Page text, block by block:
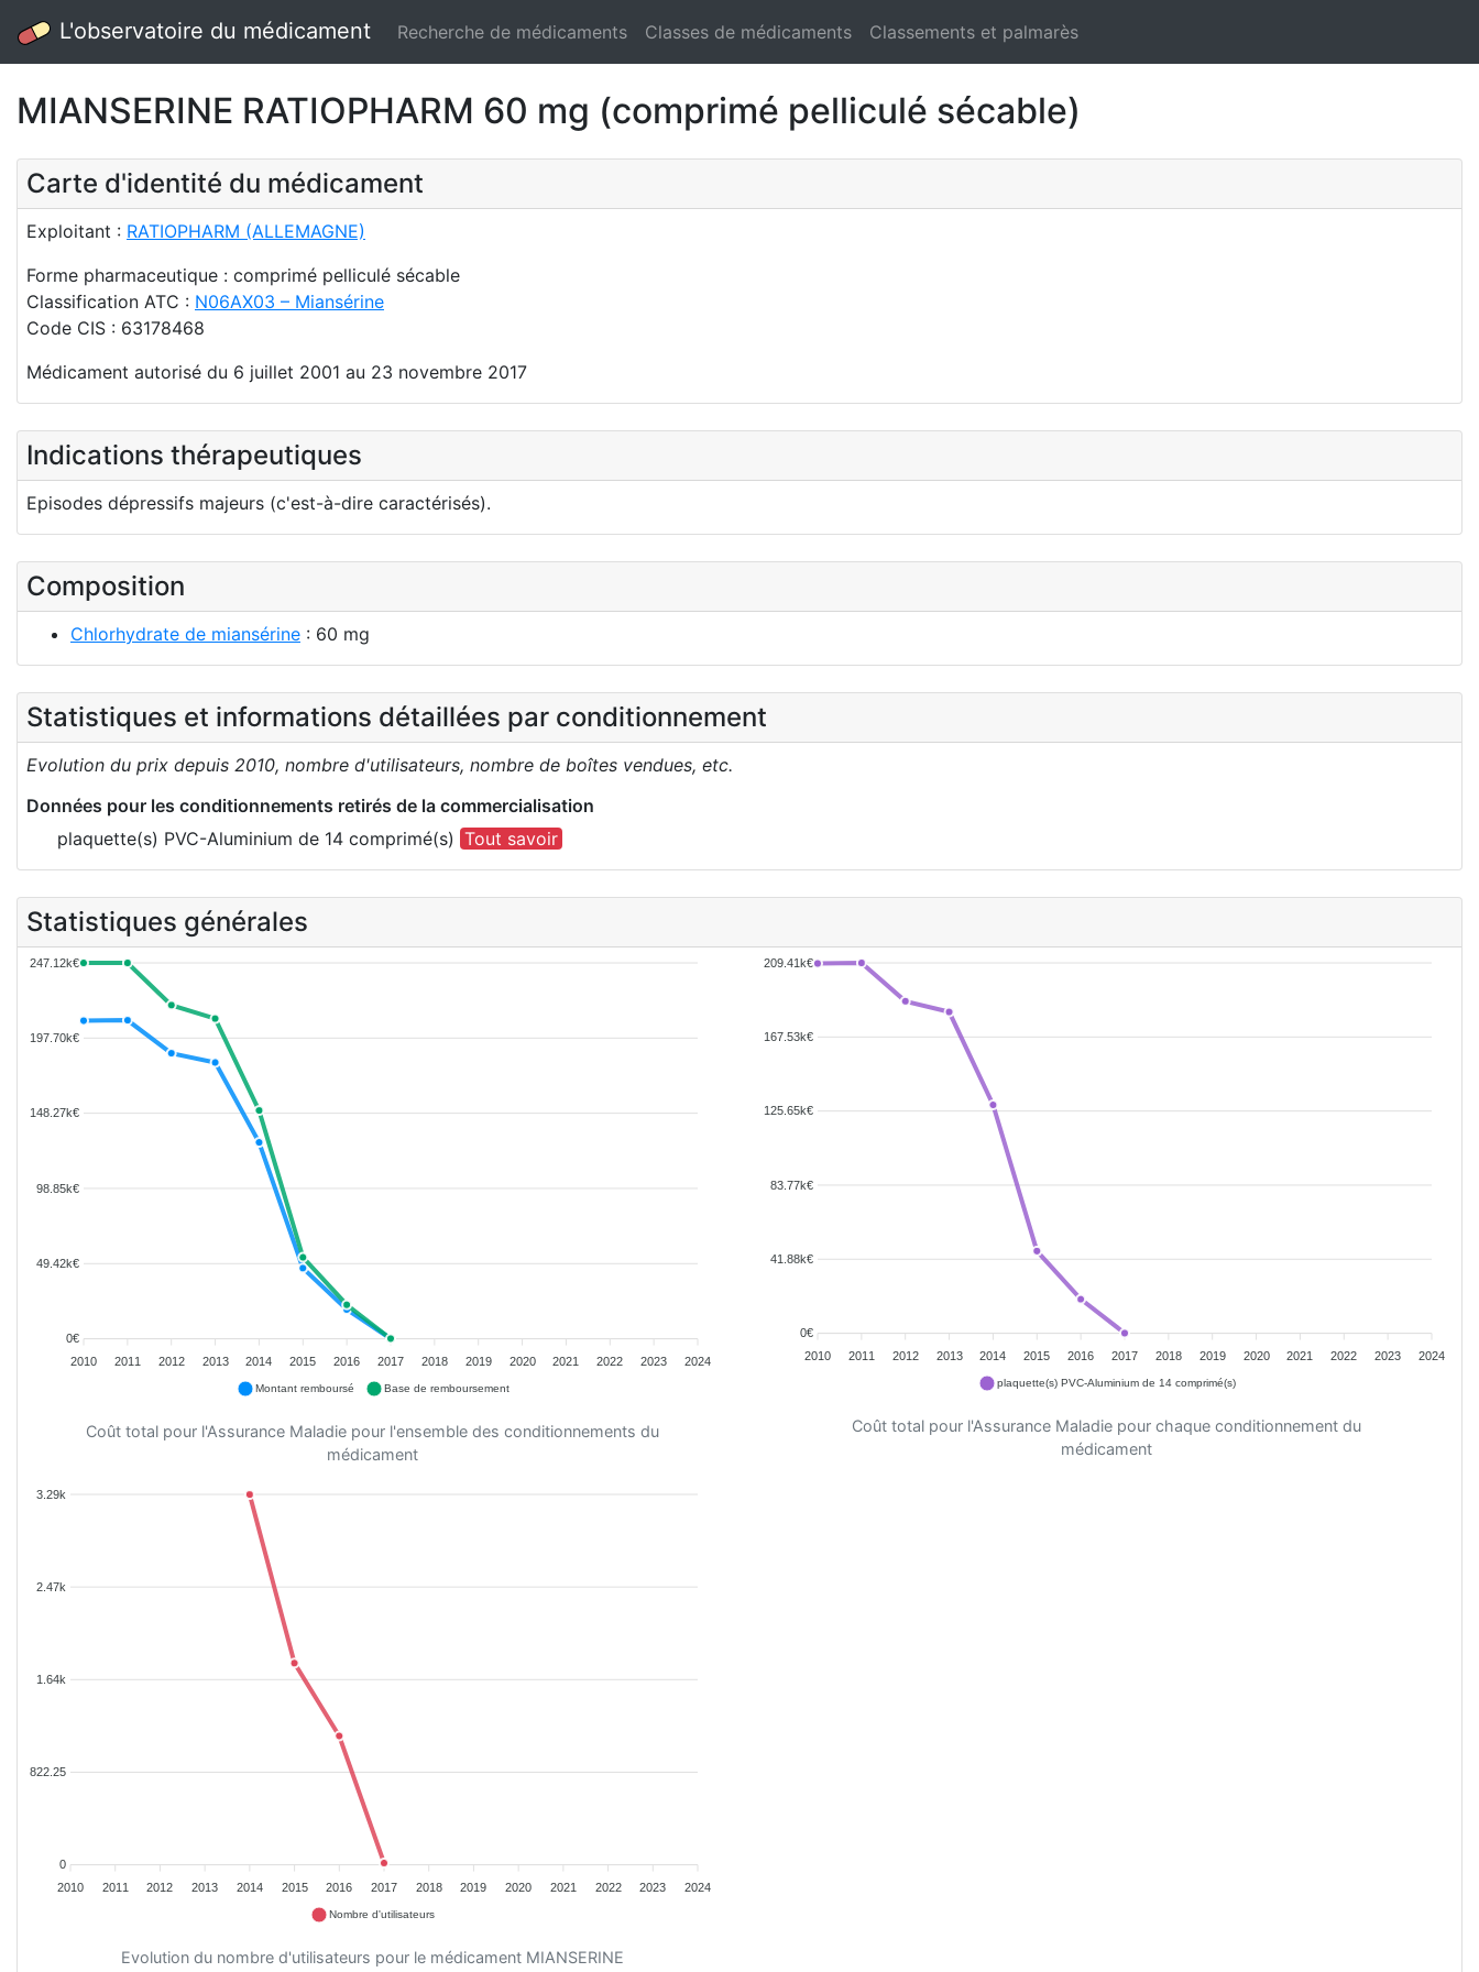
L'observatoire du médicament Recherche de médicaments Classes de médicaments Classements et palmarès
MIANSERINE RATIOPHARM 60 mg (comprimé pelliculé sécable)
Carte d'identité du médicament
Exploitant : RATIOPHARM (ALLEMAGNE)
Forme pharmaceutique : comprimé pelliculé sécable
Classification ATC : N06AX03 – Miansérine
Code CIS : 63178468
Médicament autorisé du 6 juillet 2001 au 23 novembre 2017
Indications thérapeutiques
Episodes dépressifs majeurs (c'est-à-dire caractérisés).
Composition
Chlorhydrate de miansérine : 60 mg
Statistiques et informations détaillées par conditionnement
Evolution du prix depuis 2010, nombre d'utilisateurs, nombre de boîtes vendues, etc.
Données pour les conditionnements retirés de la commercialisation
plaquette(s) PVC-Aluminium de 14 comprimé(s) Tout savoir
Statistiques générales
247.12k€
197.70k€
148.27k€
98.85k€
49.42k€
0€
2010
2011 2012 2013 2014 2015 2016 2017 2018 2019 2020 2021 2022 2023 2024
Montant remboursé Base de remboursement
Coût total pour l'Assurance Maladie pour l'ensemble des conditionnements du
médicament
209.41k€
167.53k€
125.65k€
83.77k€
41.88k€
0€
2010
2011 2012 2013 2014 2015 2016 2017 2018 2019 2020 2021 2022 2023 2024
plaquette(s) PVC-Aluminium de 14 comprimé(s)
Coût total pour l'Assurance Maladie pour chaque conditionnement du
médicament
3.29k
2.47k
1.64k
822.25
0
2010
2011 2012 2013 2014 2015 2016 2017 2018 2019 2020 2021 2022 2023 2024
Nombre d'utilisateurs
Evolution du nombre d'utilisateurs pour le médicament MIANSERINE